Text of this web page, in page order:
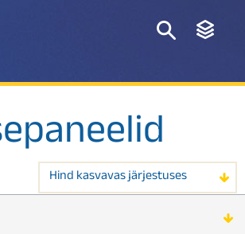
Hind kasvavas järjestuses